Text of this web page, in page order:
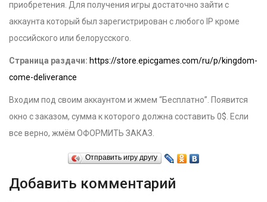
приобретения. Для получения игры достаточно зайти с
аккаунта который был зарегистрирован с любого IP кроме
российского или белорусского.
Страница раздачи: https://store.epicgames.com/ru/p/kingdom-
come-deliverance
Входим под своим аккаунтом и жмем “Бесплатно”. Появится
окно с заказом, сумма к которого должна составить 0$. Если
все верно, жмём ОФОРМИТЬ ЗАКАЗ.
Отправить игру другу
Добавить комментарий